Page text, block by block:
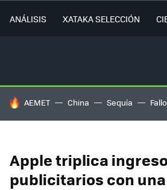
ANÁLISIS XATAKA SELECCIÓN
HOY SE HABLA DE
AEMET China Sequía
Apple triplica
publicitarios con